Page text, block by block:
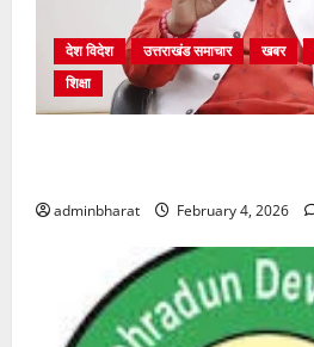
देश विदेश उत्तराखंड समाचार खबर
शिक्षा
adminbharat February 4, 2026